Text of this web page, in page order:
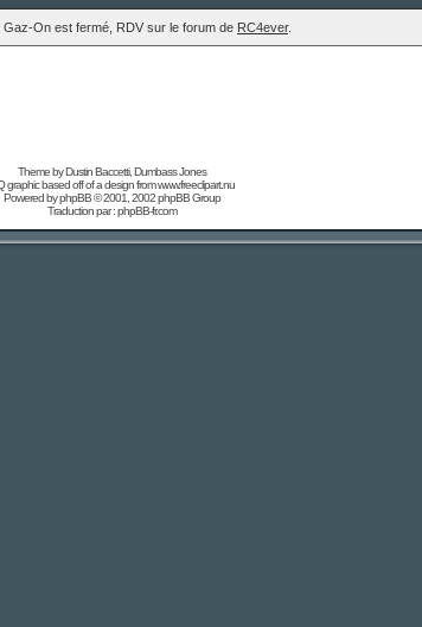
Gaz-On est fermé, RDV sur le forum de RC4ever.
Theme by Dustin Baccetti, Dumbass Jones
graphic based off of a design fromwww.freeclipart.nu
Powered byphpBB© 2001, 2002 phpBB Group
Traduction par :phpBB-fr.com